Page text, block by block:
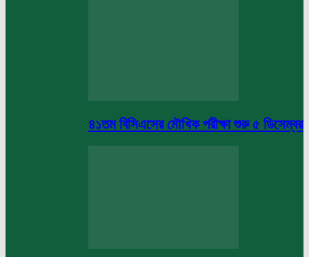
৪১তম বিসিএসের মৌখিক পরীক্ষা শুরু ৫ ডিসেম্বর